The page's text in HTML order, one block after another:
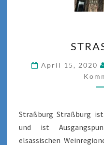
April 15, 2020
Straßburg Straßburg
und ist
elsässischen